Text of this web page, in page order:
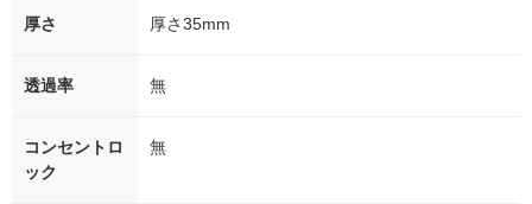
厚さ 厚さ35mm
透過率 無
コンセントロ
ック
無